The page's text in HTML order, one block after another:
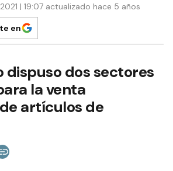
| 19:07 actualizado hace 5 años
en
dispuso dos sectores
la venta
artículos de